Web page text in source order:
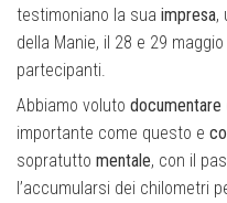
testimoniano la sua impresa,
della Manie, il 28 e 29
partecipanti.
Abbiamo voluto documentare
importante come questo e
sopratutto mentale, con il
l’accumularsi dei chilometri